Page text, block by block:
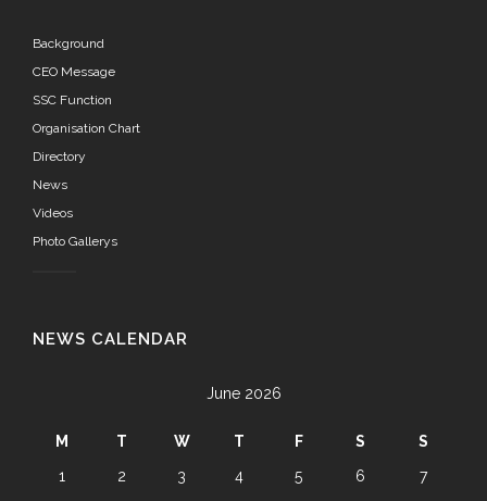
Background
CEO Message
SSC Function
Organisation Chart
Directory
News
Videos
Photo Gallerys
NEWS CALENDAR
June 2026
M T W T F S
S
1
2 3 4 5 6
7